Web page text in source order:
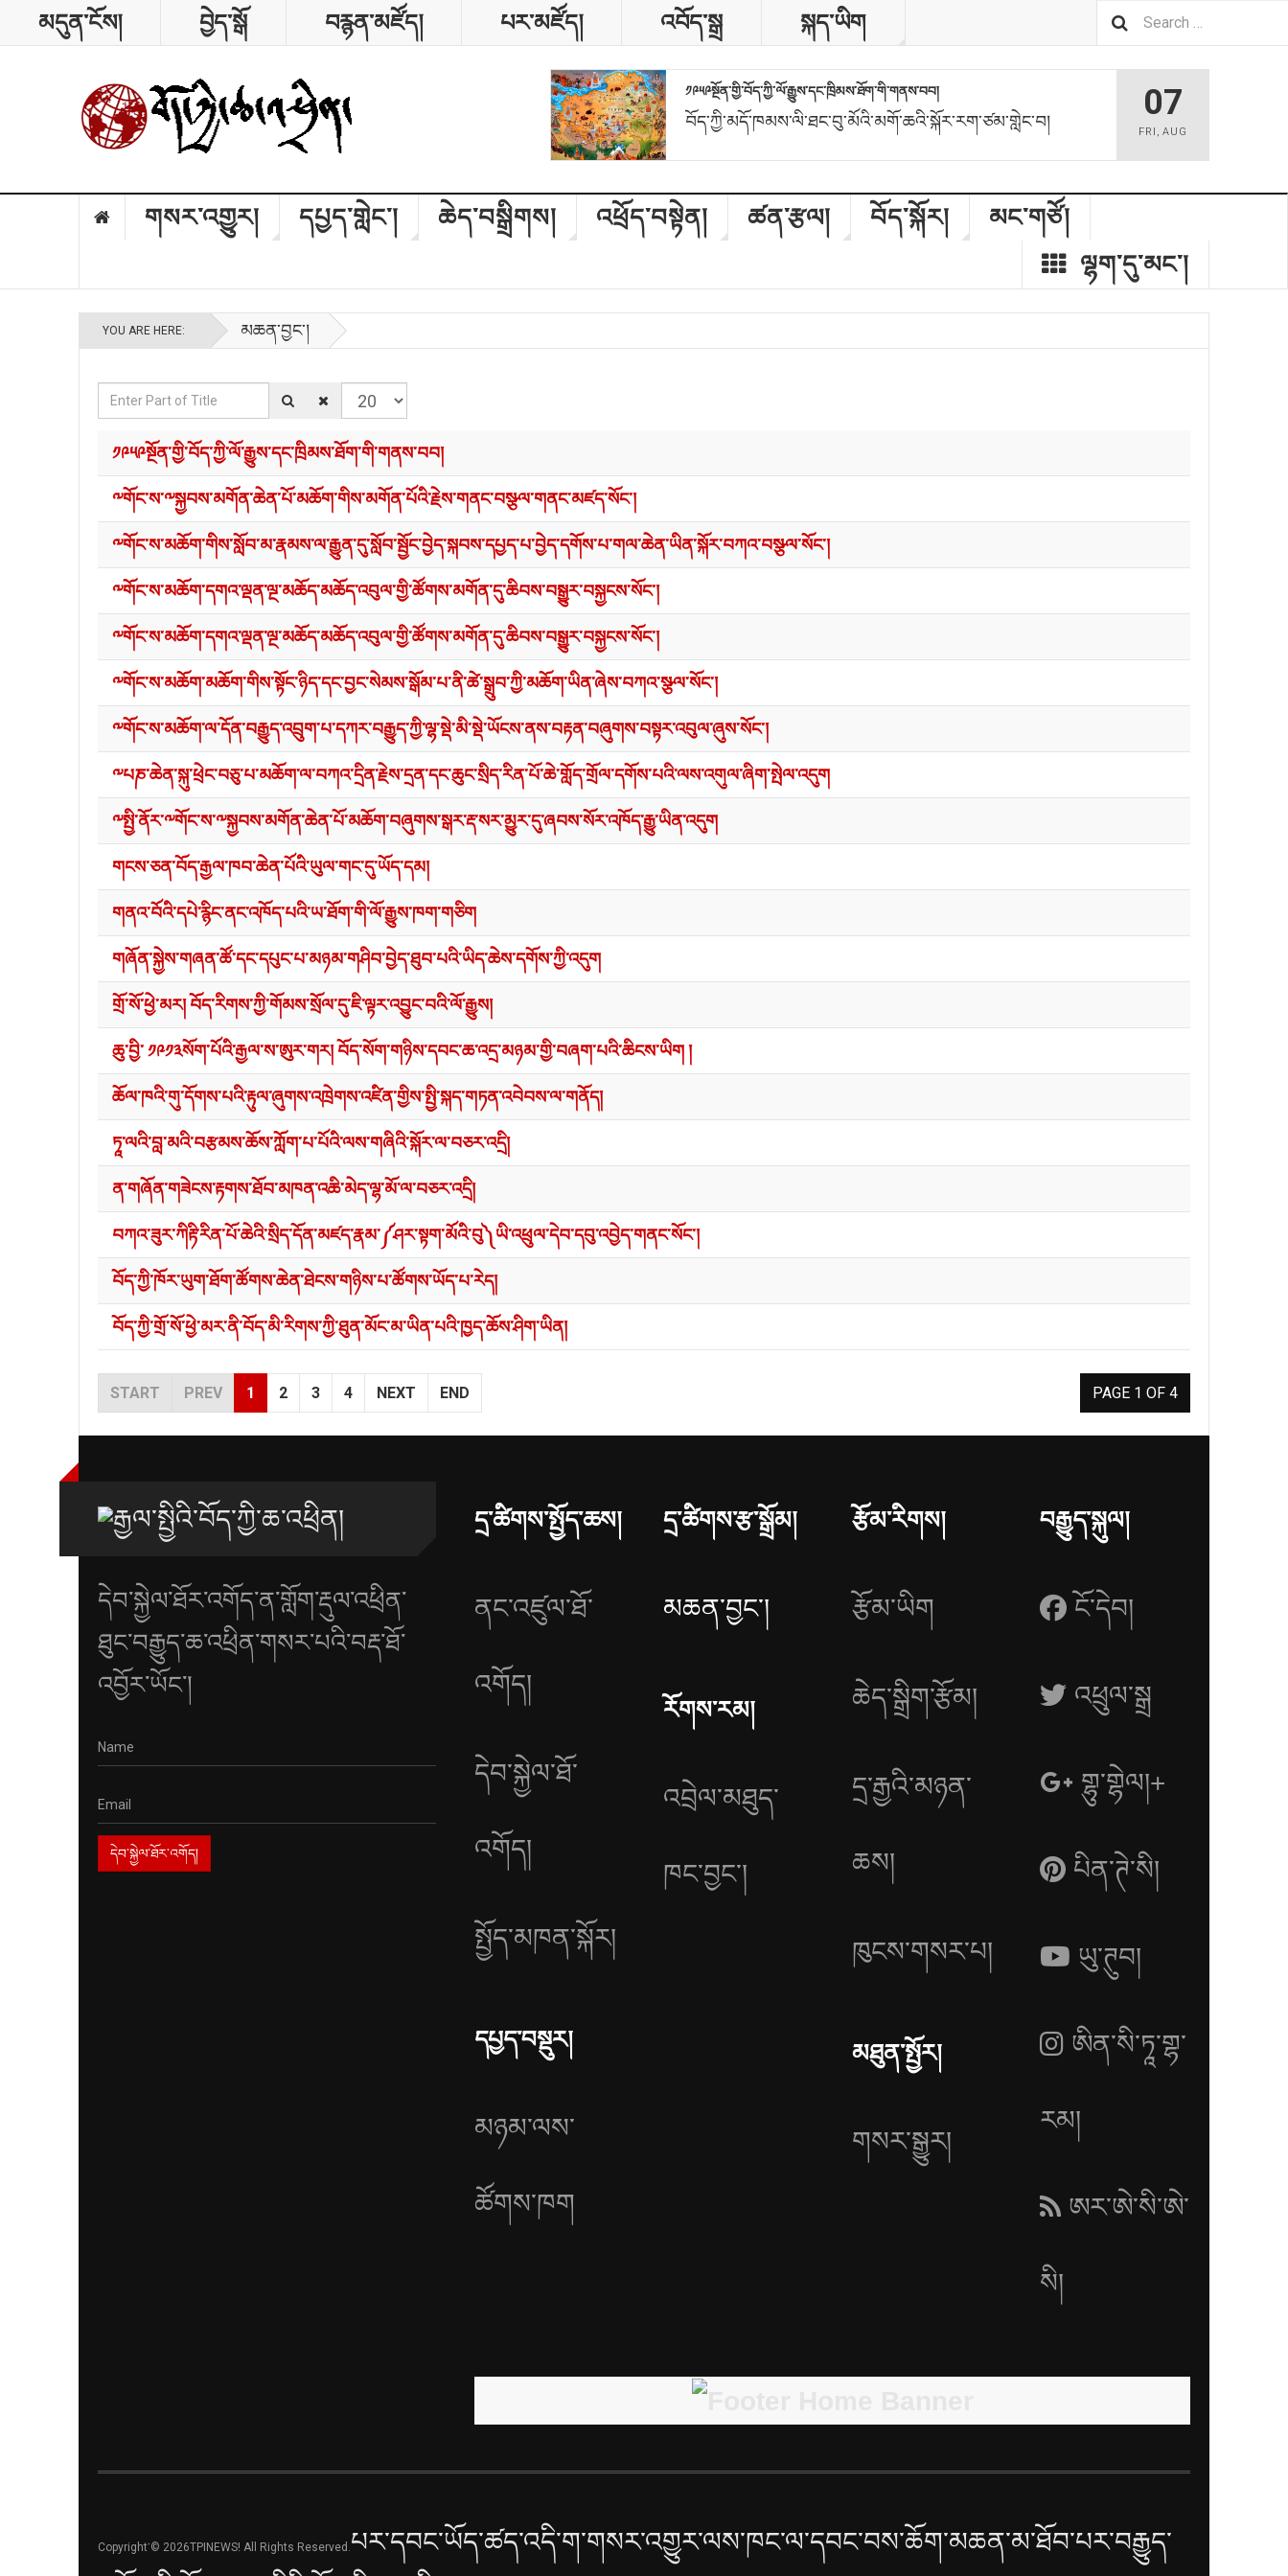
མདུན་ངོས། བྱེད་སྒོ བརྙན་མཛོད། པར་མཛོད། འབོད་སྒྲ སྐད་ཡིག
༡༩༥༩སྔོན་གྱི་བོད་ཀྱི་ལོ་རྒྱུས་དང་ཁྲིམས་ཐོག་གི་གནས་བབ།
བོད་ཀྱི་མདོ་ཁམས་ལི་ཐང་བུ་མོའི་མགོ་ཆའི་སྐོར་རག་ཙམ་གླེང་བ། 07
FRI ,AUG
གསར་འགྱུར། དཔྱད་གླེང༌། ཆེད་བསྒྲིགས། འཕྲོད་བསྟེན། ཚན་རྩལ། བོད་སྐོར།
མང་གཙོ།
ལྷག་དུ་མང༌།
YOU ARE HERE: མཆན་བྱང༌།
Enter Part of Title Display #
༡༩༥༩སྔོན་གྱི་བོད་ཀྱི་ལོ་རྒྱུས་དང་ཁྲིམས་ཐོག་གི་གནས་བབ།
༸གོང་ས་༸སྐྱབས་མགོན་ཆེན་པོ་མཆོག་གིས་མགོན་པོའི་རྗེས་གནང་བསྩལ་གནང་མཛད་སོང་།
༸གོང་ས་མཆོག་གིས་སློབ་མ་རྣམས་ལ་རྒྱུན་དུ་སློབ་སྦྱོང་བྱེད་སྐབས་དཔྱད་པ་བྱེད་དགོས་པ་གལ་ཆེན་ཡིན་སྐོར་བཀའ་བསྩལ་སོང་།
༸གོང་ས་མཆོག་དགའ་ལྡན་ལྔ་མཆོད་མཆོད་འབུལ་གྱི་ཚོགས་མགོན་དུ་ཆིབས་བསྒྱུར་བསྐྱངས་སོང་།
༸གོང་ས་མཆོག་དགའ་ལྡན་ལྔ་མཆོད་མཆོད་འབུལ་གྱི་ཚོགས་མགོན་དུ་ཆིབས་བསྒྱུར་བསྐྱངས་སོང་།
༸གོང་ས་མཆོག་མཆོག་གིས་སྟོང་ཉིད་དང་བྱང་སེམས་སྒོམ་པ་ནི་ཚེ་སྒྲུབ་ཀྱི་མཆོག་ཡིན་ཞེས་བཀའ་སྩལ་སོང་།
༸གོང་ས་མཆོག་ལ་དོན་བརྒྱུད་འབྲུག་པ་དཀར་བརྒྱུད་ཀྱི་ལྷ་སྡེ་མི་སྡེ་ཡོངས་ནས་བརྟན་བཞུགས་བསྟར་འབུལ་ཞུས་སོང་།
༸པཎ་ཆེན་སྐུ་ཕྲེང་བཅུ་པ་མཆོག་ལ་བཀའ་དྲིན་རྗེས་དྲན་དང་ཆུང་སྲིད་རིན་པོ་ཆེ་གློད་གྲོལ་དགོས་པའི་ལས་འགུལ་ཞིག་སྤེལ་འདུག
༸སྤྱི་ནོར་༸གོང་ས་༸སྐྱབས་མགོན་ཆེན་པོ་མཆོག་བཞུགས་སྒར་རྡ་སར་མྱུར་དུ་ཞབས་སོར་འཁོད་རྒྱུ་ཡིན་འདུག
གངས་ཅན་བོད་རྒྱལ་ཁབ་ཆེན་པོའི་ཡུལ་གང་དུ་ཡོད་དམ།
གནའ་བོའི་དཔེ་རྙིང་ནང་འཁོད་པའི་ཡ་ཐོག་གི་ལོ་རྒྱུས་ཁག་གཅིག
གཞོན་སྐྱེས་གཞན་ཚོ་དང་དཔུང་པ་མཉམ་གཤིབ་བྱེད་ཐུབ་པའི་ཡིད་ཆེས་དགོས་ཀྱི་འདུག
གྲོ་སོ་ཕྱེ་མར། བོད་རིགས་ཀྱི་གོམས་སྲོལ་དུ་ཇི་ལྟར་འབྱུང་བའི་ལོ་རྒྱུས།
ཆུ་བྱི་ ༡༩༡༣སོག་པོའི་རྒྱལ་ས་ཨུར་གར། བོད་སོག་གཉིས་དབང་ཆ་འདྲ་མཉམ་གྱི་བཞག་པའི་ཆིངས་ཡིག །
ཆོལ་ཁའི་གུ་དོགས་པའི་རྟུལ་ཞུགས་འཁྲེགས་འཛིན་གྱིས་སྤྱི་སྐད་གཏན་འབེབས་ལ་གནོད།
ཏཱ་ལའི་བླ་མའི་བརྩམས་ཆོས་ཀློག་པ་པོའི་ལས་གཞིའི་སྐོར་ལ་བཅར་འདྲི།
ན་གཞོན་གཟེངས་རྟགས་ཐོབ་མཁན་འཆི་མེད་ལྷ་མོ་ལ་བཅར་འདྲི།
བཀའ་ཟུར་ཀིརྟི་རིན་པོ་ཆེའི་སྲིད་དོན་མཛད་རྣམ་༼ཤར་སྟག་མོའི་བུ༽ཡི་འཕྲུལ་དེབ་དབུ་འབྱེད་གནང་སོང་།
བོད་ཀྱི་ཁོར་ཡུག་ཐོག་ཚོགས་ཆེན་ཐེངས་གཉིས་པ་ཚོགས་ཡོད་པ་རེད།
བོད་ཀྱི་གྲོ་སོ་ཕྱེ་མར་ནི་བོད་མི་རིགས་ཀྱི་ཐུན་མོང་མ་ཡིན་པའི་ཁྱད་ཆོས་ཤིག་ཡིན།
PAGE 1 OF 4
START PREV 1 2 3 4 NEXT END
དེབ་སྐྱེལ་ཐོར་འགོད་ན་གློག་རྡུལ་འཕྲིན་
ཐུང་བརྒྱུད་ཆ་འཕྲིན་གསར་པའི་བརྡ་ཐོ་
འབྱོར་ཡོང་།
དྲ་ཚིགས་སྤྱོད་ཆས།
ནང་འཛུལ་ཐོ་
འགོད།
དེབ་སྐྱེལ་ཐོ་
འགོད།
སྤྱོད་མཁན་སྐོར།
དཔྱད་བསྡུར།
མཉམ་ལས་
ཚོགས་ཁག
དྲ་ཚིགས་རྩ་སྒྲོམ།
མཆན་བྱང༌།
རོགས་རམ།
འབྲེལ་མཐུད་
ཁང་བྱང༌།
རྩོམ་རིགས།
རྩོམ་ཡིག
ཆེད་སྒྲིག་རྩོམ།
དྲ་རྒྱའི་མཉན་
ཆས།
ཁུངས་གསར་པ།
མཐུན་སྤྱོར།
གསར་སྒྱུར།
བརྒྱུད་སྐུལ།
ངོ་དེབ།
འཕྲུལ་སྒྲ
གྷུ་གྷེལ།+
པིན་ཊེ་སི།
ཡུ་ཊུབ།
ཨིན་སི་ཏཱ་གྷ་
རམ།
ཨར་ཨེ་སི་ཨེ་
སི།
Copyright་© 2026TPINEWS! All Rights Reserved. པར་དབང་ཡོད་ཚད་འདི་ག་གསར་འགྱུར་ལས་ཁང་ལ་དབང་བས་ཆོག་མཆན་མ་ཐོབ་པར་བརྒྱུད་